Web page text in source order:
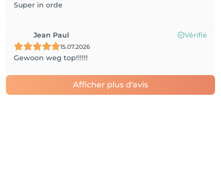
Super in orde
Jean Paul Vérifié
15.07.2026
Gewoon weg top!!!!!!
Afficher plus d'avis